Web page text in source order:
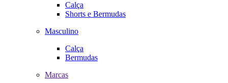
Calça
Shorts e Bermudas
Masculino
Calça
Bermudas
Marcas